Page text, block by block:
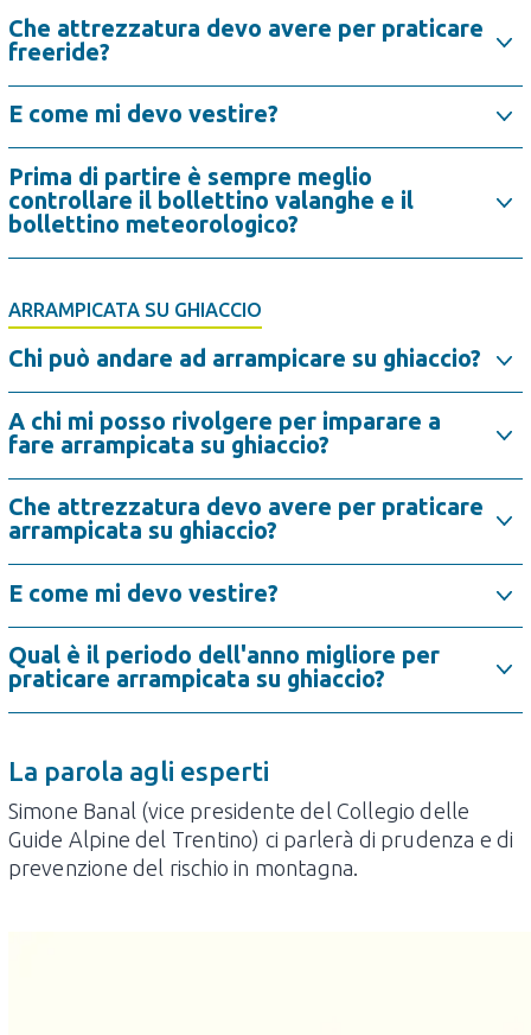
Che attrezzatura devo avere per praticare
freeride?
E come mi devo vestire?
Prima di partire è sempre meglio
controllare il bollettino valanghe e il
bollettino meteorologico?
ARRAMPICATA SU GHIACCIO
Chi può andare ad arrampicare su ghiaccio?
A chi mi posso rivolgere per imparare a
fare arrampicata su ghiaccio?
Che attrezzatura devo avere per praticare
arrampicata su ghiaccio?
E come mi devo vestire?
Qual è il periodo dell'anno migliore per
praticare arrampicata su ghiaccio?
La parola agli esperti
Simone Banal (vice presidente del Collegio delle
Guide Alpine del Trentino) ci parlerà di prudenza e di
prevenzione del rischio in montagna.